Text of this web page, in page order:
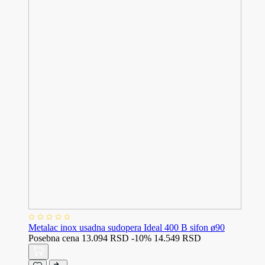
Metalac inox usadna sudopera Ideal 400 B sifon ø90
Posebna cena 13.094 RSD -10% 14.549 RSD